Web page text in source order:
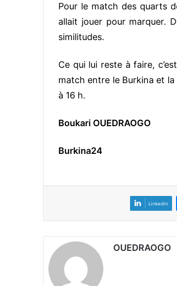
Pour le match des quarts
allait jouer pour marquer.
similitudes.
Ce qui lui reste à faire,
match entre le Burkina et
à 16 h.
Boukari OUEDRAOGO
Burkina24
Linkedin
OUEDRAOGO